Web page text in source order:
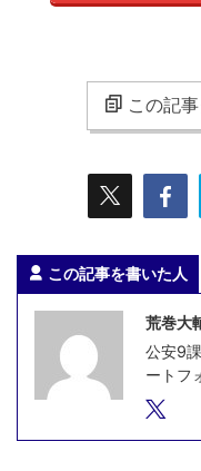
この記
この記事を書いた人
荒巻大
公安9
ートフ